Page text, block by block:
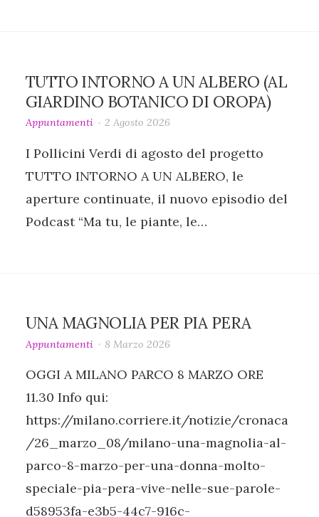
TUTTO INTORNO A UN ALBERO (AL
GIARDINO BOTANICO DI OROPA)
Appuntamenti 2 Agosto 2026
I Pollicini Verdi di agosto del progetto
TUTTO INTORNO A UN ALBERO, le
aperture continuate, il nuovo episodio del
Podcast “Ma tu, le piante, le…
UNA MAGNOLIA PER PIA PERA
Appuntamenti 8 Marzo 2026
OGGI A MILANO PARCO 8 MARZO ORE
11.30 Info qui:
https://milano.corriere.it/notizie/cronaca
/26_marzo_08/milano-una-magnolia-al-
parco-8-marzo-per-una-donna-molto-
speciale-pia-pera-vive-nelle-sue-parole-
d58953fa-e3b5-44c7-916c-